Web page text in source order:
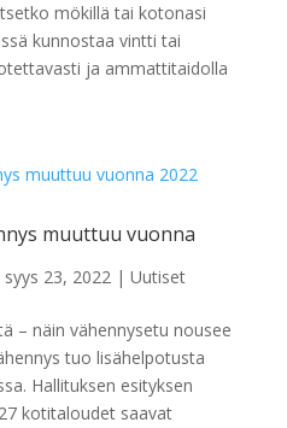
mökillä tai kotonasi
kunnostaa vintti tai
ja ammattitaidolla
muuttuu vuonna
syys 23, 2022| Uutiset
– näin vähennysetu nousee
tuo lisähelpotusta
Hallituksen esityksen
kotitaloudet saavat